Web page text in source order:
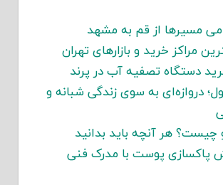
مسیرها از قم به مشهد
مراکز خرید و بازارهای تهران
دستگاه تصفیه آب در پرند
دروازه‌ای به سوی زندگی شبانه و
چیست؟ هر آنچه باید بدانید
پاکسازی پوست با مدرک فنی